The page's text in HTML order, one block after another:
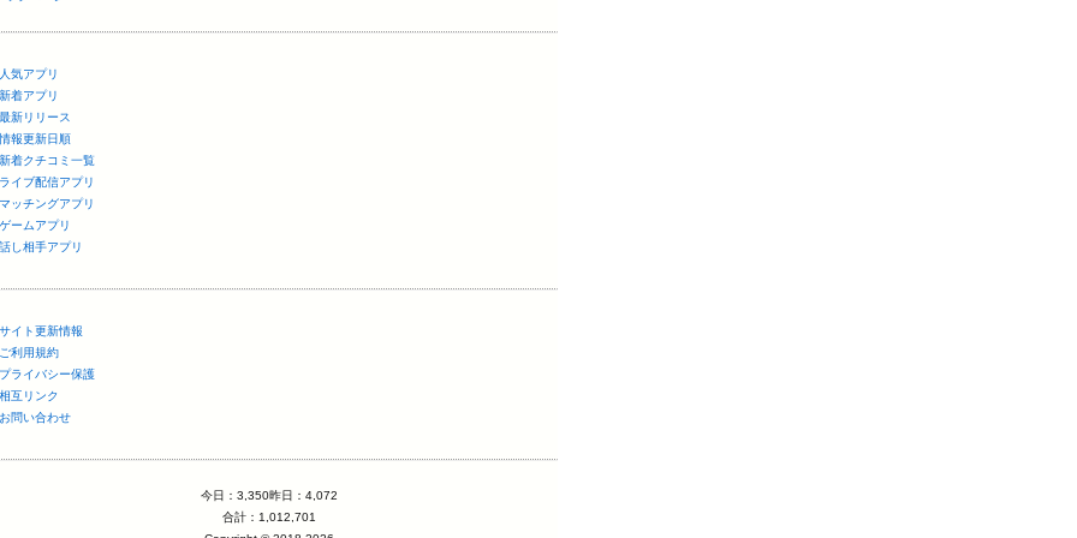
人気アプリ
新着アプリ
最新リリース
情報更新日順
新着クチコミ一覧
ライブ配信アプリ
マッチングアプリ
ゲームアプリ
話し相手アプリ
サイト更新情報
ご利用規約
プライバシー保護
相互リンク
お問い合わせ
今日：3,350昨日：4,072
合計：1,012,701